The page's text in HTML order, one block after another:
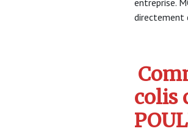
directement
colis